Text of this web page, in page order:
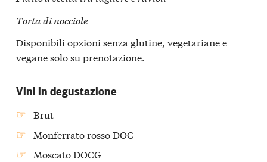
Torta di nocciole
Disponibili opzioni senza glutine, vegetariane e
vegane solo su prenotazione.
Vini in degustazione
Brut
Monferrato rosso DOC
Moscato DOCG